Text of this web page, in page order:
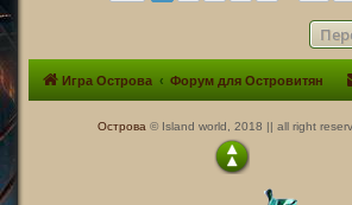
Игра Острова Форум для Островитян
Острова © Island world, 2018 || all right